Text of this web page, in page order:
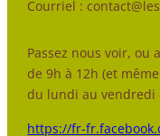
Courriel :
Passez nous voir, ou
de 9h à 12h (et
du lundi au vendredi
https://fr-